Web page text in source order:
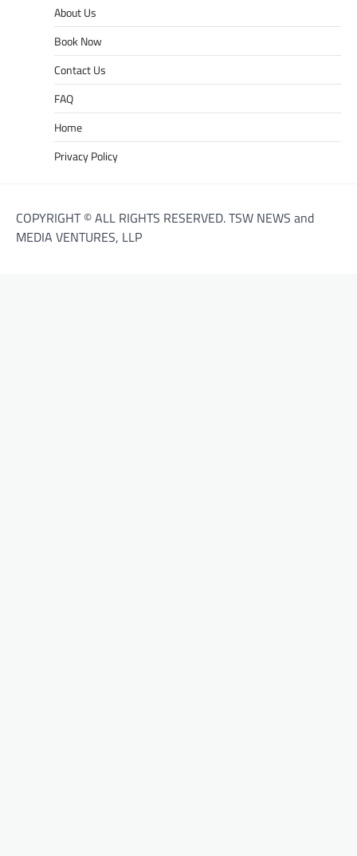
About Us
Book Now
Contact Us
FAQ
Home
Privacy Policy
COPYRIGHT © ALL RIGHTS RESERVED. TSW NEWS and
MEDIA VENTURES, LLP